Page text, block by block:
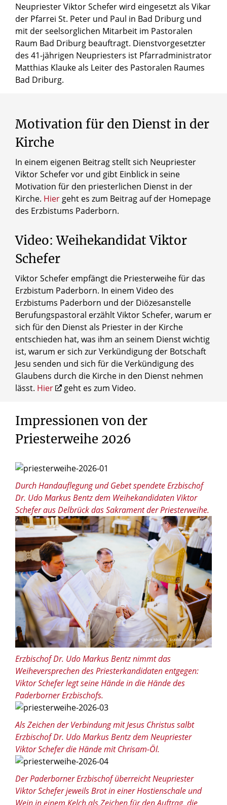
Neupriester Viktor Schefer wird eingesetzt als Vikar
der Pfarrei St. Peter und Paul in Bad Driburg und
mit der seelsorglichen Mitarbeit im Pastoralen
Raum Bad Driburg beauftragt. Dienstvorgesetzter
des 41-jährigen Neupriesters ist Pfarradministrator
Matthias Klauke als Leiter des Pastoralen Raumes
Bad Driburg.
Motivation für den Dienst in der
Kirche
In einem eigenen Beitrag stellt sich Neupriester
Viktor Schefer vor und gibt Einblick in seine
Motivation für den priesterlichen Dienst in der
Kirche. Hier geht es zum Beitrag auf der Homepage
des Erzbistums Paderborn.
Video: Weihekandidat Viktor
Schefer
Viktor Schefer empfängt die Priesterweihe für das
Erzbistum Paderborn. In einem Video des
Erzbistums Paderborn und der Diözesanstelle
Berufungspastoral erzählt Viktor Schefer, warum er
sich für den Dienst als Priester in der Kirche
entschieden hat, was ihm an seinem Dienst wichtig
ist, warum er sich zur Verkündigung der Botschaft
Jesu senden und sich für die Verkündigung des
Glaubens durch die Kirche in den Dienst nehmen
lässt. Hier geht es zum Video.
Impressionenvon der
Priesterweihe 2026
Durch Handauflegung und Gebet spendete Erzbischof
Dr. Udo Markus Bentz dem Weihekandidaten Viktor
Schefer aus Delbrück das Sakrament der Priesterweihe.
© Besim Mazhiqi / Erzbistum Paderborn
Erzbischof Dr. Udo Markus Bentz nimmt das
Weiheversprechen des Priesterkandidaten entgegen:
Viktor Schefer legt seine Hände in die Hände des
Paderborner Erzbischofs.
Als Zeichen der Verbindung mit Jesus Christus salbt
Erzbischof Dr. Udo Markus Bentz dem Neupriester
Viktor Schefer die Hände mit Chrisam-Öl.
Der Paderborner Erzbischof überreicht Neupriester
Viktor Schefer jeweils Brot in einer Hostienschale und